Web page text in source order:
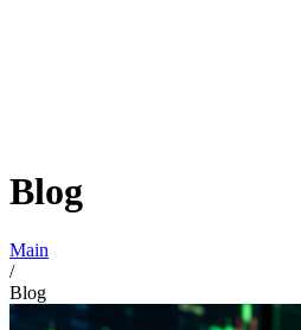
Blog
Main
/
Blog